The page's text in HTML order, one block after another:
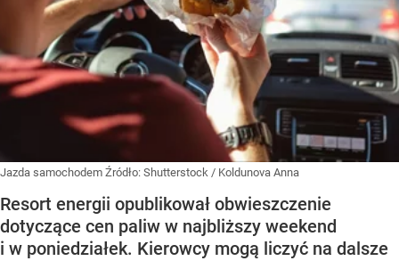
Jazda samochodem Źródło: Shutterstock / Koldunova Anna
Resort energii opublikował obwieszczenie
dotyczące cen paliw w najbliższy weekend
i w poniedziałek. Kierowcy mogą liczyć na dalsze